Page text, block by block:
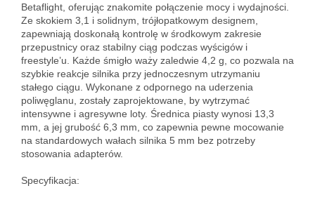
Betaflight, oferując znakomite połączenie mocy i wydajności.
Ze skokiem 3,1 i solidnym, trójłopatkowym designem,
zapewniają doskonałą kontrolę w środkowym zakresie
przepustnicy oraz stabilny ciąg podczas wyścigów i
freestyle’u. Każde śmigło waży zaledwie 4,2 g, co pozwala na
szybkie reakcje silnika przy jednoczesnym utrzymaniu
stałego ciągu. Wykonane z odpornego na uderzenia
poliwęglanu, zostały zaprojektowane, by wytrzymać
intensywne i agresywne loty. Średnica piasty wynosi 13,3
mm, a jej grubość 6,3 mm, co zapewnia pewne mocowanie
na standardowych wałach silnika 5 mm bez potrzeby
stosowania adapterów.
Specyfikacja: